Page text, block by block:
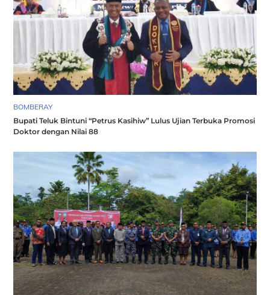
BOMBERAY
Bupati Teluk Bintuni “Petrus Kasihiw” Lulus Ujian Terbuka Promosi
Doktor dengan Nilai 88